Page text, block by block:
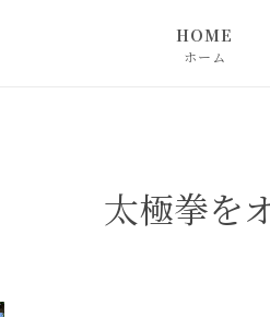
HOME
ホーム
太極拳を